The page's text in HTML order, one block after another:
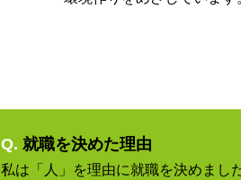
Q. 就職を決めた理由
私は「人」を理由に就職を決めまし